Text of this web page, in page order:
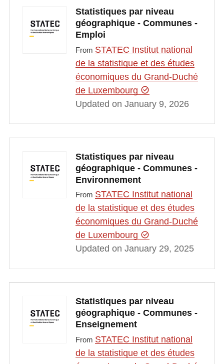
Statistiques par niveau
géographique - Communes -
Emploi
From STATEC Institut national
de la statistique et des études
économiques du Grand-Duché
de Luxembourg
Updated on January 9, 2026
Statistiques par niveau
géographique - Communes -
Environnement
From STATEC Institut national
de la statistique et des études
économiques du Grand-Duché
de Luxembourg
Updated on January 29, 2025
Statistiques par niveau
géographique - Communes -
Enseignement
From STATEC Institut national
de la statistique et des études